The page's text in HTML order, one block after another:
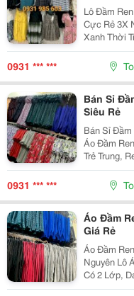
Lô Đầm
Cực Rẻ 3X Nguyên Lô Áo Đầm Ren 2 Lớp, Có Màu
Xanh Thời
Động, Rất
Họa Tiết
0931 *** ***
Bán Sỉ
Siêu Rẻ
Bán Sỉ Đầm
Áo Đầm
Trẻ Trung,
Tốt.
Dáng
0931 *** ***
Áo Đầm
Giá Rẻ
Áo Đầm
Nguyên Lô
Có 2 Lớp,
Đẹp. Lô